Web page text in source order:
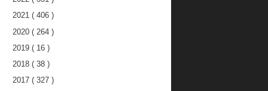
2021 ( 406 )
2020 ( 264 )
2019 ( 16 )
2018 ( 38 )
2017 ( 327 )